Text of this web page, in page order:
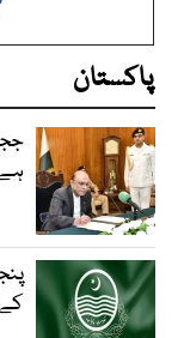
پاکستان